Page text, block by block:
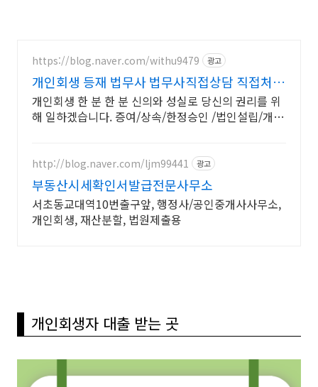
https://blog.naver.com/withu9479 광고
개인회생 등재 법무사 법무사직접상담 직접처리
빠름
개인회생 한 분 한 분 신의와 성실로 당신의 권리를 위
해 일하겠습니다. 증여/상속/한정승인 /법인설립/개인
http://blog.naver.com/ljm99441 광고
부동산시세확인서발급전문사무소
서초동교대역10번출구앞, 행정사/공인중개사사무소,
개인회생, 재산분할, 법원제출용
개인회생자 대출 받는 곳